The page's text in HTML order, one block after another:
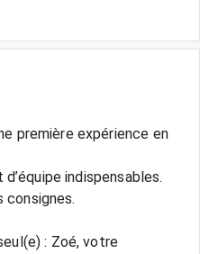
première expérience en
indispensables.
consignes.
: Zoé, votre